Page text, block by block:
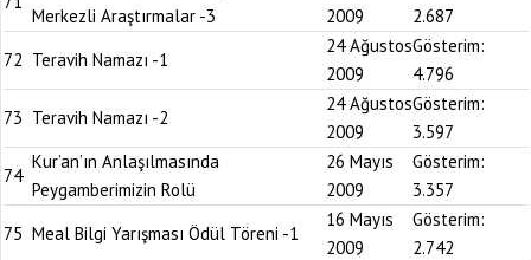
Merkezli Araştırmalar -3
2009
2.687
72 Teravih Namazı -1
24 Ağustos
2009
Gösterim:
4.796
73 Teravih Namazı -2
24 Ağustos
2009
Gösterim:
3.597
74
Kur’an’ın Anlaşılmasında
Peygamberimizin Rolü
26 Mayıs
2009
Gösterim:
3.357
75 Meal Bilgi Yarışması Ödül Töreni -1
16 Mayıs
2009
Gösterim:
2.742